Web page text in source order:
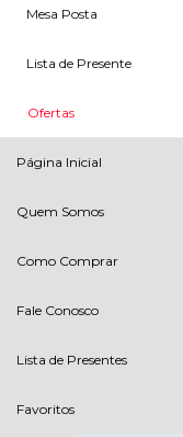
Mesa Posta
Lista de Presente
Ofertas
Página Inicial
Quem Somos
Como Comprar
Fale Conosco
Lista de Presentes
Favoritos